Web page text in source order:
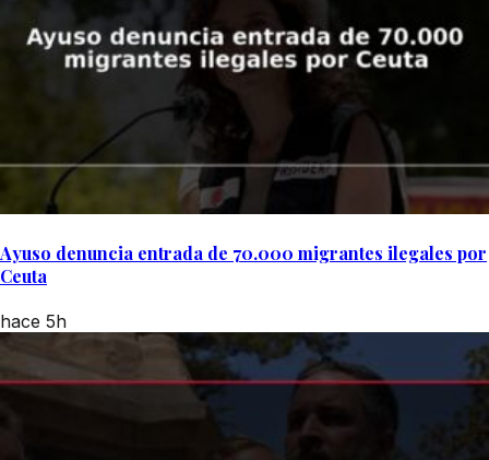
Ayuso denuncia entrada de 70.000 migrantes ilegales por
Ceuta
hace 5h